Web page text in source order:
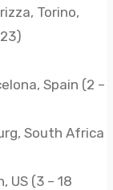
Torino,
Spain (2 –
South Africa
US (3 – 18